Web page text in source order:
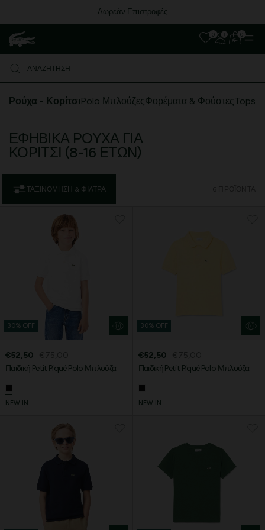
Δωρεάν Επιστροφές
0 0
Ρούχα - ΚορίτσιPolo ΜπλούζεςΦορέματα & ΦούστεςTops
ΕΦΗΒΙΚΆ ΡΟΎΧΑ ΓΙΑ
ΚΟΡΊΤΣΙ (8-16 ΕΤΏΝ)
ΤΑΞΙΝΌΜΗΣΗ & ΦΊΛΤΡΑ
30% OFF
€52,50
Παιδική Petit Piqué Polo Μπλούζα
NEW IN
30% OFF
€52,50
Παιδική Petit Piqué Polo Μπλούζα
NEW IN